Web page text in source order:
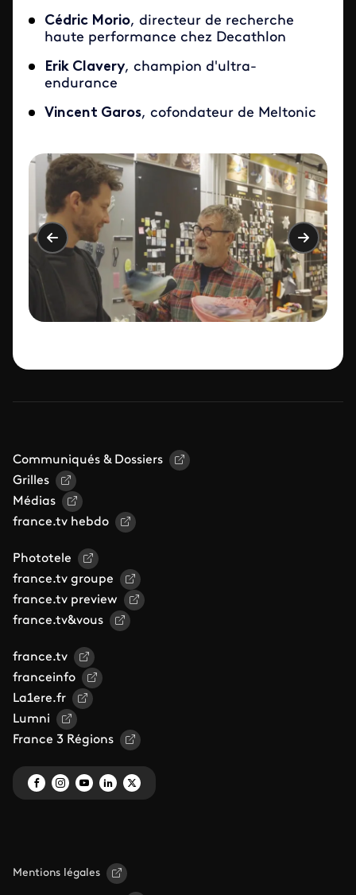
Cédric Morio, directeur de recherche
haute performance chez Decathlon
Erik Clavery, champion d'ultra-
endurance
Vincent Garos, cofondateur de Meltonic
Communiqués & Dossiers
Grilles
Médias
france.tv hebdo
Phototele
france.tv groupe
france.tv preview
france.tv&vous
france.tv
franceinfo
La1ere.fr
Lumni
France 3 Régions
Mentions légales